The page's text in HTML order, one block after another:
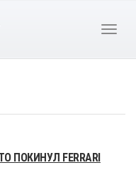
ПОКИНУЛ FERRARI